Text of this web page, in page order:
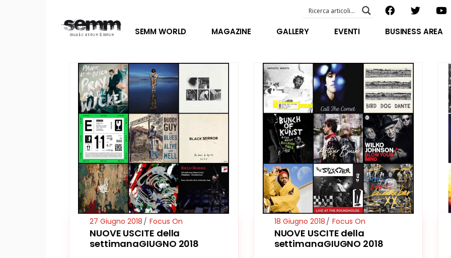
SEMM WORLD MAGAZINE GALLERY
ABOUT US
SPECIAL GUEST
STAFF
FILOSOFIA
VIDEO E INTERVISTE
EVENTI BUSINESS AREA
EVENTI – foto & video
FILOSOFIA
VIDEO E INTERVISTE
27 Giugno 2018 Focus On
NUOVE USCITE della
settimanaGIUGNO 2018
18 Giugno 2018 Focus On
NUOVE USCITE della
settimanaGIUGNO 2018